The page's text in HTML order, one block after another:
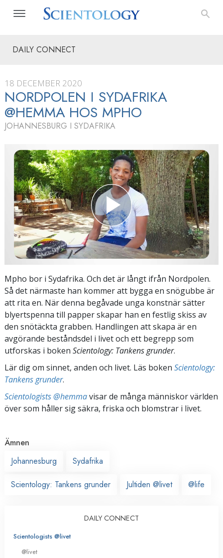
DAILY CONNECT
18 DECEMBER 2020
NORDPOLEN I SYDAFRIKA
@HEMMA HOS MPHO
JOHANNESBURG I SYDAFRIKA
Mpho bor i Sydafrika. Och det är långt ifrån Nordpolen.
Så det närmaste han kommer att bygga en snögubbe är
att rita en. När denna begåvade unga konstnär sätter
blyertspenna till papper skapar han en festlig skiss av
den snötäckta grabben. Handlingen att skapa är en
avgörande beståndsdel i livet och ett begrepp som
utforskas i boken Scientology: Tankens grunder.
Lär dig om sinnet, anden och livet. Läs boken Scientology:
Tankens grunder.
Scientologists @hemmavisar de många människor världen
över som håller sig säkra, friska och blomstrar i livet.
Ämnen
Johannesburg
Sydafrika
Scientology: Tankens grunder Jultiden @livet @life
DAILY CONNECT
Scientologists @livet
@livet